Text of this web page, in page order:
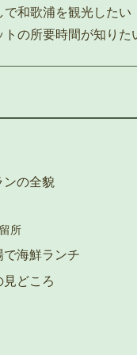
和歌浦を観光したい
の所要時間が知りた
の全貌
所
海鮮ランチ
どころ